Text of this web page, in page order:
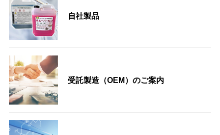
自社製品
受託製造（OEM）のご案内